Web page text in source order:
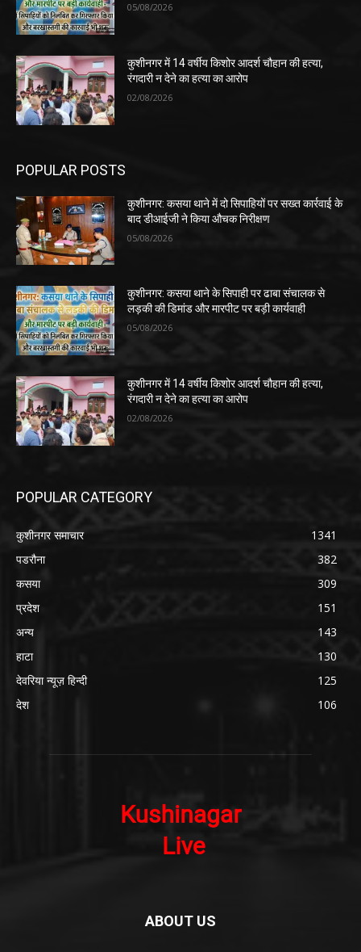
05/08/2026
कुशीनगर में 14 वर्षीय किशोर आदर्श चौहान की हत्या,
रंगदारी न देने का हत्या का आरोप
02/08/2026
POPULAR POSTS
कुशीनगर: कसया थाने में दो सिपाहियों पर सख्त कार्रवाई के
बाद डीआईजी ने किया औचक निरीक्षण
05/08/2026
कुशीनगर: कसया थाने के सिपाही पर ढाबा संचालक से
लड़की की डिमांड और मारपीट पर बड़ी कार्यवाही
05/08/2026
कुशीनगर में 14 वर्षीय किशोर आदर्श चौहान की हत्या,
रंगदारी न देने का हत्या का आरोप
02/08/2026
POPULAR CATEGORY
कुशीनगर समाचार
1341
पडरौना
382
कसया
309
प्रदेश
151
अन्य
143
हाटा
130
देवरिया न्यूज़ हिन्दी
125
देश
106
ABOUT US